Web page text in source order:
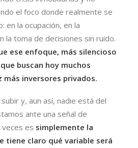
el foco donde realmente se
en la ocupación, en la
la toma de decisiones sin ruido.
ese enfoque, más silencioso
buscan hoy muchos
más inversores privados.
y, aun así, nadie está del
ante una señal de
es simplemente la
tiene claro qué variable será